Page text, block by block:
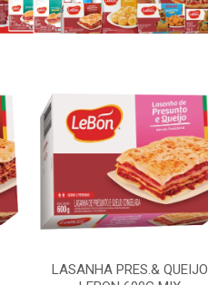
LASANHA PRES.& QUEIJO